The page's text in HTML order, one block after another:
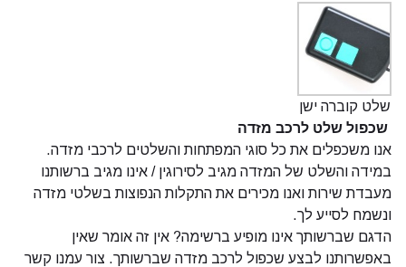
שלט קוברה ישן
שכפול שלט לרכב מזדה
אנו משכפלים את כל סוגי המפתחות והשלטים לרכבי מזדה.
במידה והשלט של המזדה מגיב לסירוגין / אינו מגיב ברשותנו
מעבדת שירות ואנו מכירים את התקלות הנפוצות בשלטי מזדה
ונשמח לסייע לך.
הדגם שברשותך אינו מופיע ברשימה? אין זה אומר שאין
באפשרותנו לבצע שכפול לרכב מזדה שברשותך. צור עמנו קשר